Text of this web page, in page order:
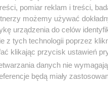
Emilia, jednak
do z…
pomiar reklam i treści,
możemy używać
urządzenia do celów
tych technologii poprzez
klikając przycisk ustawień
danych nie
będą miały